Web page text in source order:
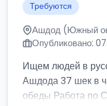
Требуются
Ашдод (Южный
Опубликовано:
Ищем людей в
Ашдода 37 шек в
обеды Работа по